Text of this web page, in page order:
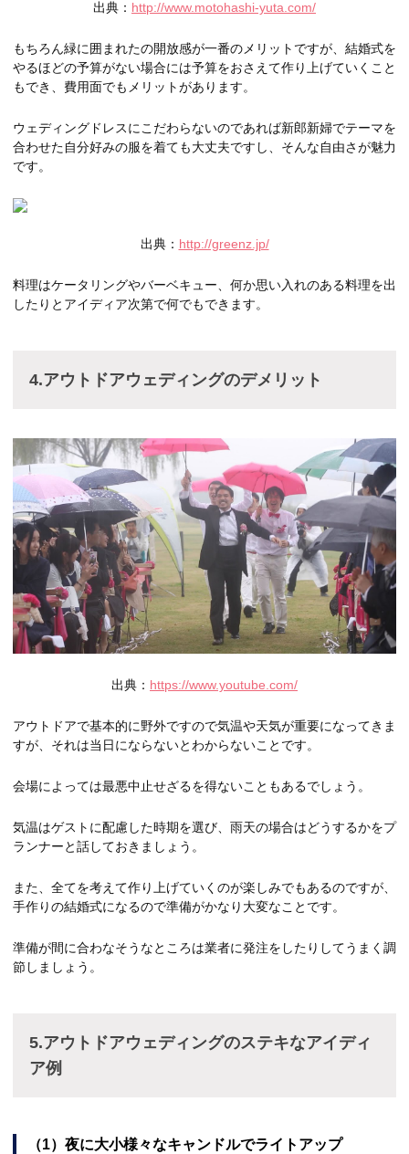
出典： http://www.motohashi-yuta.com/
もちろん緑に囲まれたの開放感が一番のメリットですが、結婚式を
やるほどの予算がない場合には予算をおさえて作り上げていくこと
もでき、費用面でもメリットがあります。
ウェディングドレスにこだわらないのであれば新郎新婦でテーマを
合わせた自分好みの服を着ても大丈夫ですし、そんな自由さが魅力
です。
出典： http://greenz.jp/
料理はケータリングやバーベキュー、何か思い入れのある料理を出
したりとアイディア次第で何でもできます。
4.アウトドアウェディングのデメリット
出典： https://www.youtube.com/
アウトドアで基本的に野外ですので気温や天気が重要になってきま
すが、それは当日にならないとわからないことです。
会場によっては最悪中止せざるを得ないこともあるでしょう。
気温はゲストに配慮した時期を選び、雨天の場合はどうするかをプ
ランナーと話しておきましょう。
また、全てを考えて作り上げていくのが楽しみでもあるのですが、
手作りの結婚式になるので準備がかなり大変なことです。
準備が間に合わなそうなところは業者に発注をしたりしてうまく調
節しましょう。
5.アウトドアウェディングのステキなアイディ
ア例
（1）夜に大小様々なキャンドルでライトアップ